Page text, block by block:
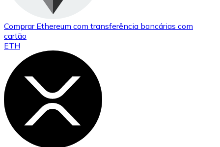
Comprar Ethereum com transferência bancárias com
cartão
ETH